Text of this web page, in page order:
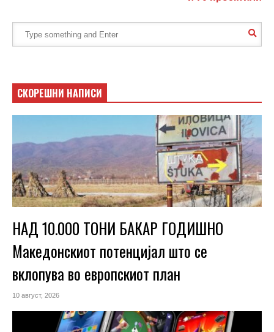
СКОРЕШНИ НАПИСИ
НАД 10.000 ТОНИ БАКАР ГОДИШНО
Македонскиот потенцијал што се
вклопува во европскиот план
10 август, 2026